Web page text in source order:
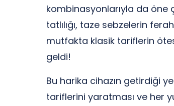
kombinasyonlarıyla da öne
tatlılığı, taze sebzelerin
mutfakta klasik tariflerin
geldi!
Bu harika cihazın getirdiği
tariflerini yaratması ve her